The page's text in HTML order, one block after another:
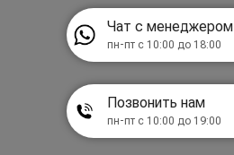
Чат с менеджером
пн-пт с 10:00 до 18:00
Позвонить нам
пн-пт с 10:00 до 19:00